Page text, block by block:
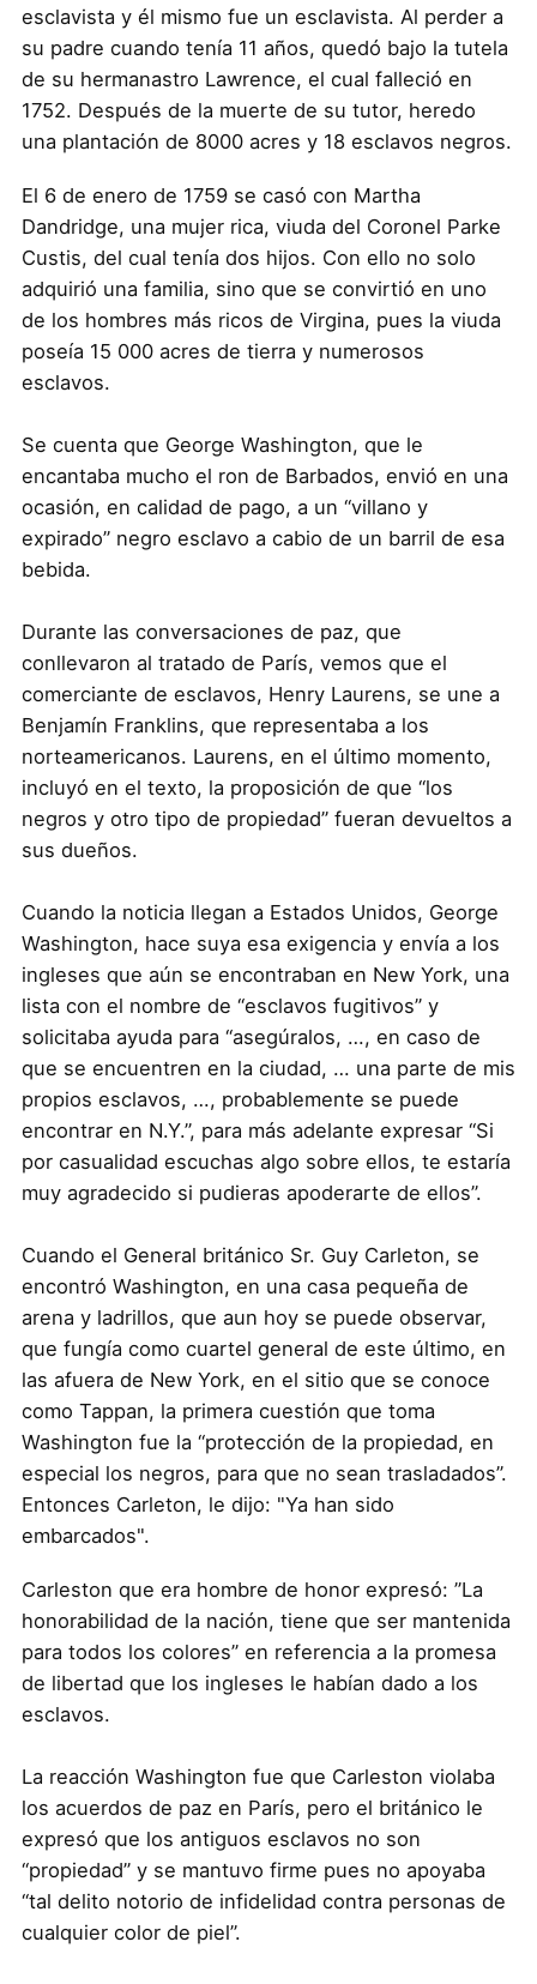
esclavista y él mismo fue un esclavista. Al perder a
su padre cuando tenía 11 años, quedó bajo la tutela
de su hermanastro Lawrence, el cual falleció en
1752. Después de la muerte de su tutor, heredo
una plantación de 8000 acres y 18 esclavos negros.
El 6 de enero de 1759 se casó con Martha
Dandridge, una mujer rica, viuda del Coronel Parke
Custis, del cual tenía dos hijos. Con ello no solo
adquirió una familia, sino que se convirtió en uno
de los hombres más ricos de Virgina, pues la viuda
poseía 15 000 acres de tierra y numerosos
esclavos.
Se cuenta que George Washington, que le
encantaba mucho el ron de Barbados, envió en una
ocasión, en calidad de pago, a un “villano y
expirado” negro esclavo a cabio de un barril de esa
bebida.
Durante las conversaciones de paz, que
conllevaron al tratado de París, vemos que el
comerciante de esclavos, Henry Laurens, se une a
Benjamín Franklins, que representaba a los
norteamericanos. Laurens, en el último momento,
incluyó en el texto, la proposición de que “los
negros y otro tipo de propiedad” fueran devueltos a
sus dueños.
Cuando la noticia llegan a Estados Unidos, George
Washington, hace suya esa exigencia y envía a los
ingleses que aún se encontraban en New York, una
lista con el nombre de “esclavos fugitivos” y
solicitaba ayuda para “asegúralos, …, en caso de
que se encuentren en la ciudad, … una parte de mis
propios esclavos, …, probablemente se puede
encontrar en N.Y.”, para más adelante expresar “Si
por casualidad escuchas algo sobre ellos, te estaría
muy agradecido si pudieras apoderarte de ellos”.
Cuando el General británico Sr. Guy Carleton, se
encontró Washington, en una casa pequeña de
arena y ladrillos, que aun hoy se puede observar,
que fungía como cuartel general de este último, en
las afuera de New York, en el sitio que se conoce
como Tappan, la primera cuestión que toma
Washington fue la “protección de la propiedad, en
especial los negros, para que no sean trasladados”.
Entonces Carleton, le dijo: "Ya han sido
embarcados".
Carleston que era hombre de honor expresó: ”La
honorabilidad de la nación, tiene que ser mantenida
para todos los colores” en referencia a la promesa
de libertad que los ingleses le habían dado a los
esclavos.
La reacción Washington fue que Carleston violaba
los acuerdos de paz en París, pero el británico le
expresó que los antiguos esclavos no son
“propiedad” y se mantuvo firme pues no apoyaba
“tal delito notorio de infidelidad contra personas de
cualquier color de piel”.